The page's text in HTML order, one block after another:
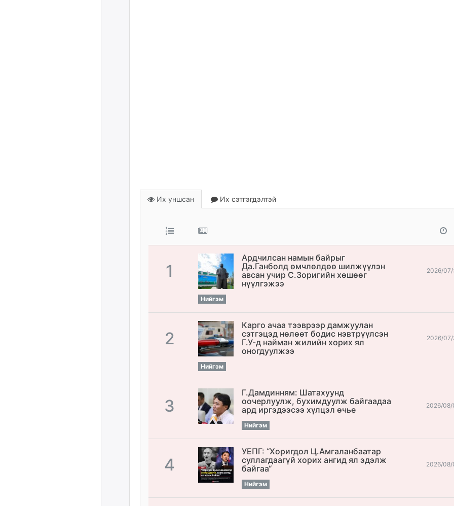
Их уншсан Их сэтгэгдэлтэй
1
Ардчилсан намын байрыг
Да.Ганболд өмчлөлдөө шилжүүлэн
авсан учир С.Зоригийн хөшөөг
нүүлгэжээ
Нийгэм
2026/07/
2
Карго ачаа тээврээр дамжуулан
сэтгэцэд нөлөөт бодис нэвтрүүлсэн
Г.У-д найман жилийн хорих ял
оногдуулжээ
Нийгэм
2026/07/
3
Г.Дамдинням: Шатахуунд
оочерлуулж, бухимдуулж байгаадаа
ард иргэдээсээ хүлцэл өчье
Нийгэм
2026/08/
4
УЕПГ: “Хоригдол Ц.Амгаланбаатар
cуллагдаагүй хорих ангид ял эдэлж
байгаа“
Нийгэм
2026/08/